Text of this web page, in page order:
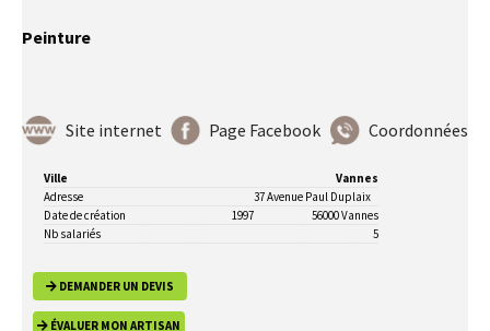
Peinture
Site internet Page Facebook Coordonnées
Ville
Vannes
Adresse
37 Avenue Paul Duplaix
56000 Vannes
Date de création
1997
Nb salariés
5
DEMANDER UN DEVIS
ÉVALUER MON ARTISAN